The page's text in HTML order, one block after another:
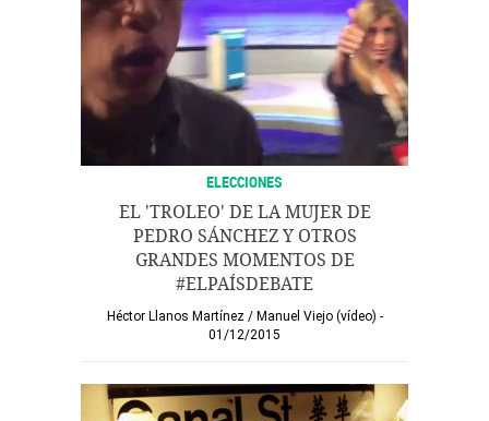
ELECCIONES
EL 'TROLEO' DE LA MUJER DE
PEDRO SÁNCHEZ Y OTROS
GRANDES MOMENTOS DE
#ELPAÍSDEBATE
Héctor Llanos Martínez/ Manuel Viejo (vídeo)
01/12/2015